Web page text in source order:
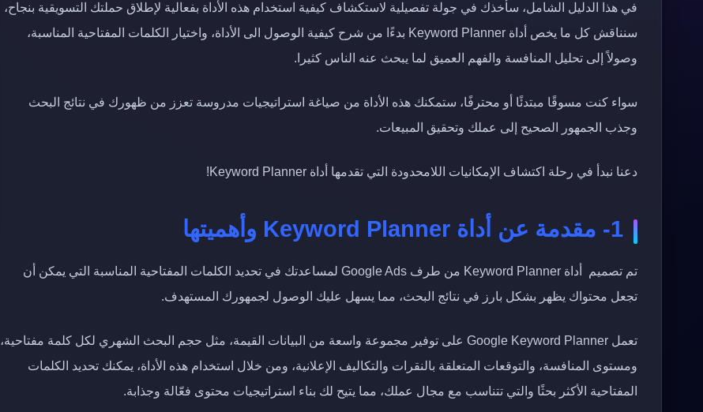
في هذا الدليل الشامل، سأخذك في جولة تفصيلية لاستكشاف كيفية استخدام هذه الأداة بفعالية لإطلاق حملتك التسويقية بنجاح،
سنناقش كل ما يخص أداة Keyword Planner بدءًا من شرح كيفية الوصول الى الأداة، واختيار الكلمات المفتاحية المناسبة،
وصولاً إلى تحليل المنافسة والفهم العميق لما يبحث عنه الناس كثيرا.
سواء كنت مسوقًا مبتدئًا أو محترفًا، ستمكنك هذه الأداة من صياغة استراتيجيات مدروسة تعزز من ظهورك في نتائج البحث
وجذب الجمهور الصحيح إلى عملك وتحقيق المبيعات.
دعنا نبدأ في رحلة اكتشاف الإمكانيات اللامحدودة التي تقدمها أداة Keyword Planner!
1- مقدمة عن أداة Keyword Planner وأهميتها
تم تصميم أداة Keyword Planner من طرف Google Ads لمساعدتك في تحديد الكلمات المفتاحية المناسبة التي يمكن أن
تجعل محتواك يظهر بشكل بارز في نتائج البحث، مما يسهل عليك الوصول لجمهورك المستهدف.
تعمل Google Keyword Planner على توفير مجموعة واسعة من البيانات القيمة، مثل حجم البحث الشهري لكل كلمة مفتاحية،
ومستوى المنافسة، والتوقعات المتعلقة بالنقرات والتكاليف الإعلانية، ومن خلال استخدام هذه الأداة، يمكنك تحديد الكلمات
المفتاحية الأكثر بحثًا والتي تتناسب مع مجال عملك، مما يتيح لك بناء استراتيجيات محتوى فعّالة وجذابة.